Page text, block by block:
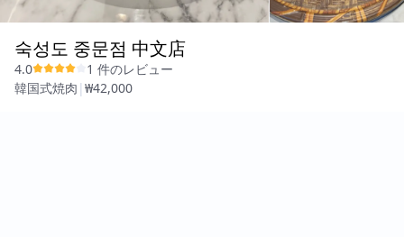
숙성도 중문점 中文店
4.0
1 件のレビュー
韓国式焼肉 | ₩42,000